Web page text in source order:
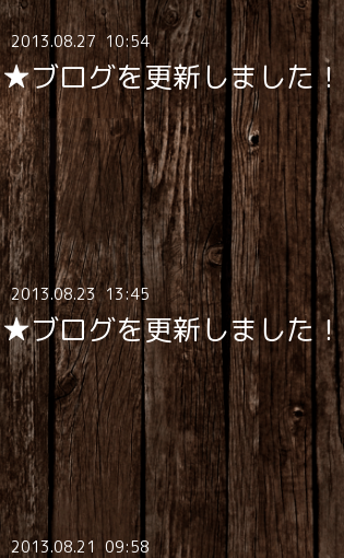
2013.08.27 10:54
★ブログを更新しました！
2013.08.23 13:45
★ブログを更新しました！
2013.08.21 09:58